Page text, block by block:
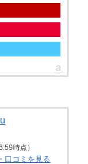
時点）
口コミを見る